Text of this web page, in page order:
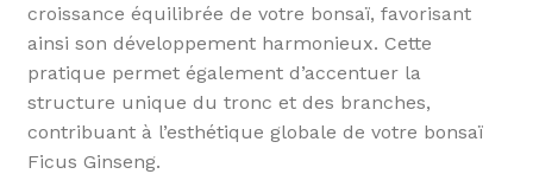
croissance équilibrée de votre bonsaï, favorisant
ainsi son développement harmonieux. Cette
pratique permet également d’accentuer la
structure unique du tronc et des branches,
contribuant à l’esthétique globale de votre bonsaï
Ficus Ginseng.